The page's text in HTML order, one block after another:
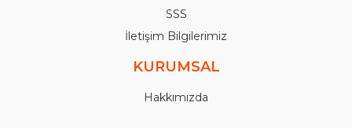
SSS
İletişim Bilgilerimiz
KURUMSAL
Hakkımızda